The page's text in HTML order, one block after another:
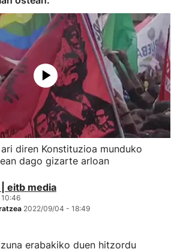
diren Konstituzioa munduko
dago gizarte arloan
eitb media
2022/09/04 - 18:49
erabakiko duen hitzordu